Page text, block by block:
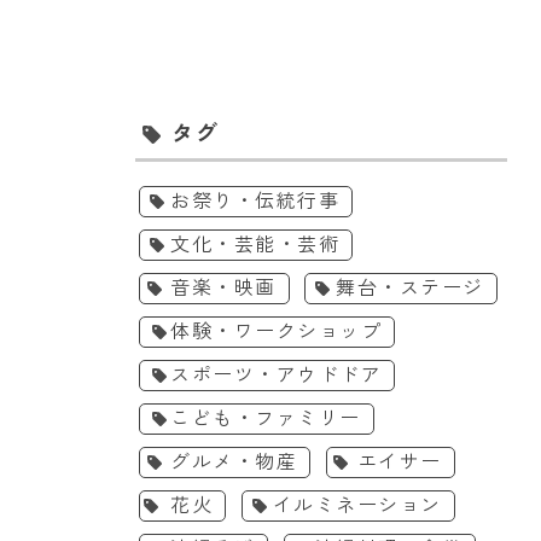
タグ
お祭り・伝統行事
文化・芸能・芸術
音楽・映画
舞台・ステージ
体験・ワークショップ
スポーツ・アウドドア
こども・ファミリー
グルメ・物産
エイサー
花火
イルミネーション